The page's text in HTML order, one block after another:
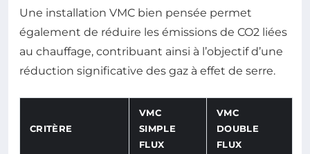
Une installation VMC bien pensée permet
également de réduire les émissions de CO2 liées
au chauffage, contribuant ainsi à l’objectif d’une
réduction significative des gaz à effet de serre.
CRITÈRE
VMC
SIMPLE
FLUX
VMC
DOUBLE
FLUX